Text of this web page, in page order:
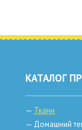
КАТАЛОГ
— Ткани
— Домашний